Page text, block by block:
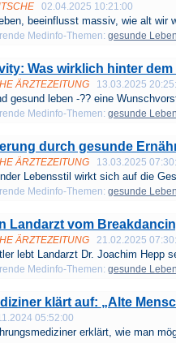
02.04.2025 10:21:00
beeinflusst massiv, wie alt wir
Medinfo-Themen: gesunde
Was wirklich hinter
ÄRZTEZEITUNG 13.03.2025
gesund leben -?? eine
Medinfo-Themen: gesunde
durch gesunde
ÄRZTEZEITUNG 13.03.2025
Lebensstil wirkt sich auf die
Medinfo-Themen: gesunde
Landarzt vom
ÄRZTEZEITUNG 21.02.2025
lebt Landarzt Dr. Joachim Hepp
Medinfo-Themen: gesunde
klärt auf: „Alte
05:52:00
erklärt, wie man